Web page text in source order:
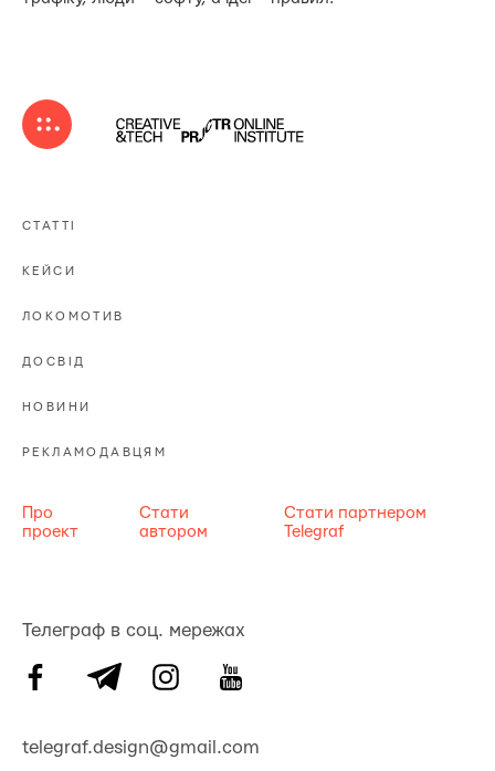
СТАТТІ
КЕЙСИ
ЛОКОМОТИВ
ДОСВІД
НОВИНИ
РЕКЛАМОДАВЦЯМ
Про
проект
Стати
автором
Стати партнером
Telegraf
Телеграф в соц. мережах
telegraf.design@gmail.com